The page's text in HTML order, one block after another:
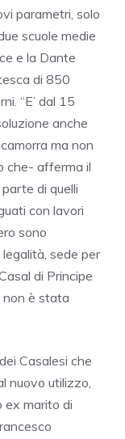
parametri, solo
scuole medie
e la Dante
di 850
“E’ dal 15
anche
ma non
che- afferma il
di quelli
con lavori
sono
sede per
di Principe
è stata
Casalesi che
nuovo utilizzo,
ex marito di